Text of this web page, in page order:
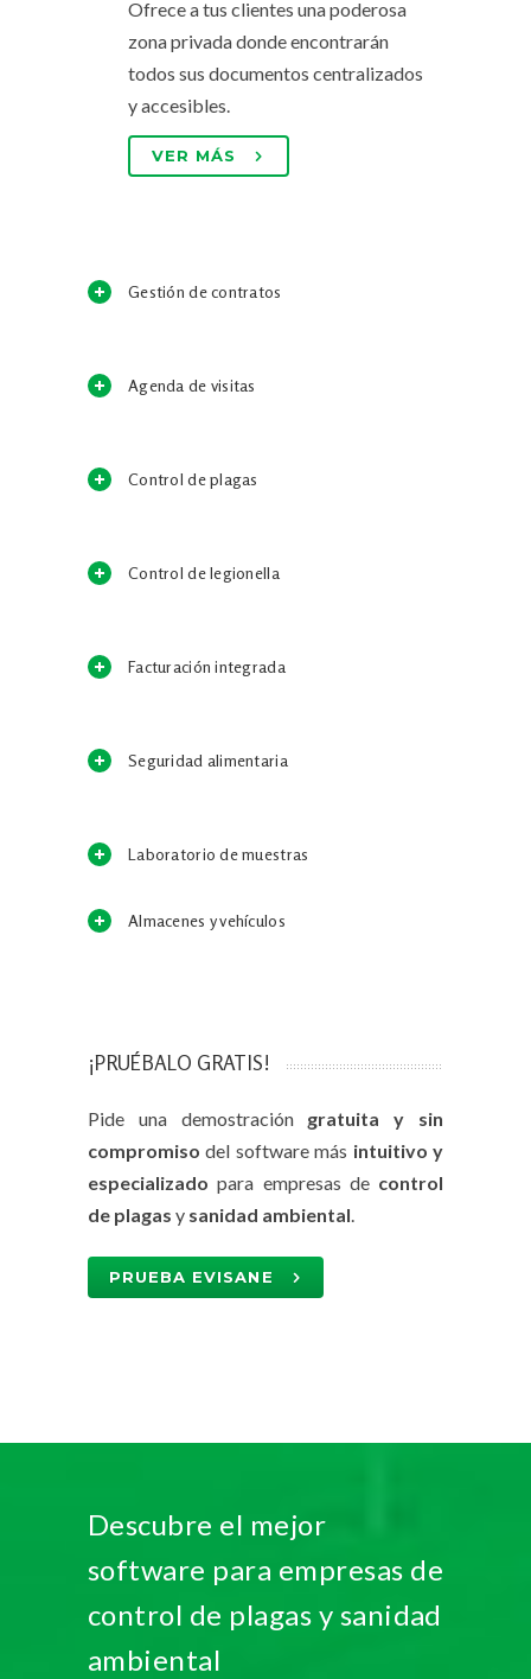
Ofrece a tus clientes una poderosa
zona privada donde encontrarán
todos sus documentos centralizados
y accesibles.
VER MÁS
Gestión de contratos
Agenda de visitas
Control de plagas
Control de legionella
Facturación integrada
Seguridad alimentaria
Laboratorio de muestras
Almacenes y vehículos
¡PRUÉBALO GRATIS!
Pide una demostración gratuita y sin
compromiso del software más intuitivo y
especializado para empresas de control
de plagas y sanidad ambiental.
PRUEBA EVISANE
Descubre el mejor
software para empresas de
control de plagas y sanidad
ambiental